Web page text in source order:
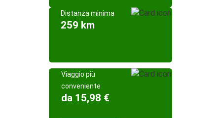
Distanza minima
259 km
Viaggio più
conveniente
da 15,98 €